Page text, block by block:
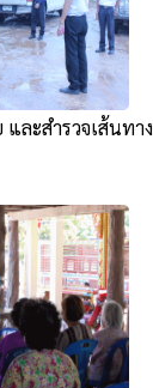
และสำรวจเส้นทาง